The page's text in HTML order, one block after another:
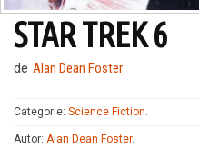
STAR TREK 6
de Alan Dean Foster
Categorie: Science Fiction.
Autor: Alan Dean Foster.